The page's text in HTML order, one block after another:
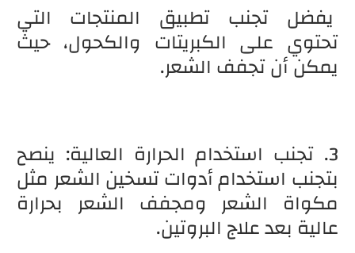
يفضل تجنب تطبيق المنتجات التي
تحتوي على الكبريتات والكحول، حيث
يمكن أن تجفف الشعر.
3. تجنب استخدام الحرارة العالية: ينصح
بتجنب استخدام أدوات تسخين الشعر مثل
مكواة الشعر ومجفف الشعر بحرارة
عالية بعد علاج البروتين.